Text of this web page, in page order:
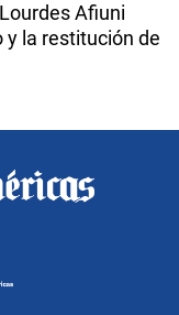
Afiuni
y la restitución de